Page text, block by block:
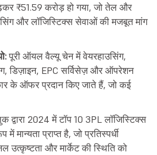
₹51.59 करोड़ हो गया, जो तेल और
और लॉजिस्टिक्स सेवाओं की मजबूत मांग
पूरी ऑयल वैल्यू चेन में वेयरहाउसिंग,
डिज़ाइन, EPC सर्विसेज़ और ऑपरेशन
के ऑफर प्रदान किए जाते हैं, जो कई
द्वारा 2024 में टॉप 10 3PL लॉजिस्टिक्स
मान्यता प्राप्त है, जो प्रतिस्पर्धी
और मार्केट की स्थिति को